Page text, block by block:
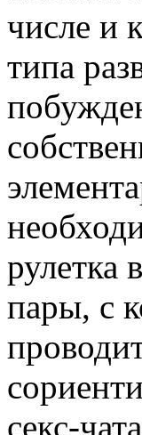
числе и
типа
рулетка
пары, с
секс-